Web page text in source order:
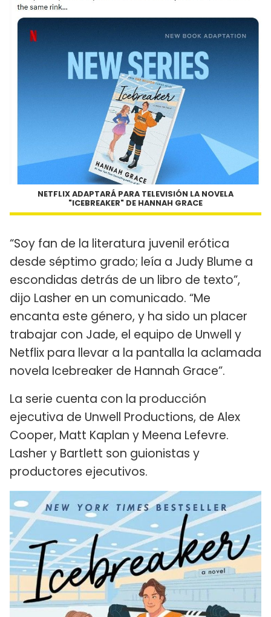
NETFLIX ADAPTARÁ PARA TELEVISIÓN LA NOVELA
"ICEBREAKER" DE HANNAH GRACE
“Soy fan de la literatura juvenil erótica
desde séptimo grado; leía a Judy Blume a
escondidas detrás de un libro de texto”,
dijo Lasher en un comunicado. “Me
encanta este género, y ha sido un placer
trabajar con Jade, el equipo de Unwell y
Netflix para llevar a la pantalla la aclamada
novela Icebreaker de Hannah Grace”.
La serie cuenta con la producción
ejecutiva de Unwell Productions, de Alex
Cooper, Matt Kaplan y Meena Lefevre.
Lasher y Bartlett son guionistas y
productores ejecutivos.